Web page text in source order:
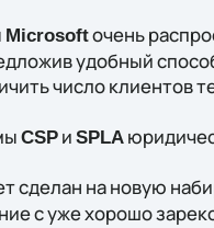
Microsoftочень
удобный
число клиентов
CSPи SPLA
сделан на новую
с уже хорошо